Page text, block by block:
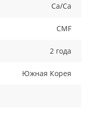
Ca/Ca
CMF
2 года
Южная Корея